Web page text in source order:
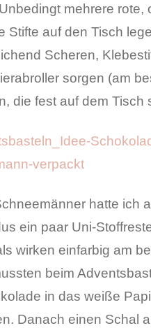
mehrere rote,
Stifte auf den Tisch
Scheren,
sorgen (am
die fest auf dem Tisch
hatte ich
ein paar Uni-
wirken einfarbig am
beim
in das weiße
Danach einen Schal